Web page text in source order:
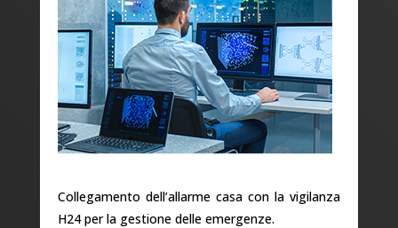
Collegamento dell’allarme casa con la vigilanza
H24 per la gestione delle emergenze.